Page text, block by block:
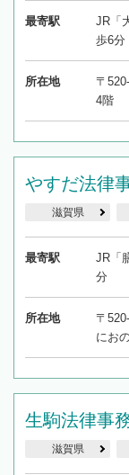
最寄駅
JR「
歩6分
所在地
〒
4階
やすだ法律
滋賀県
最寄駅
JR「
分
所在地
〒
にお
生駒法律事
滋賀県